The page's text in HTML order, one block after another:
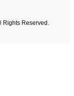
Rights Reserved.